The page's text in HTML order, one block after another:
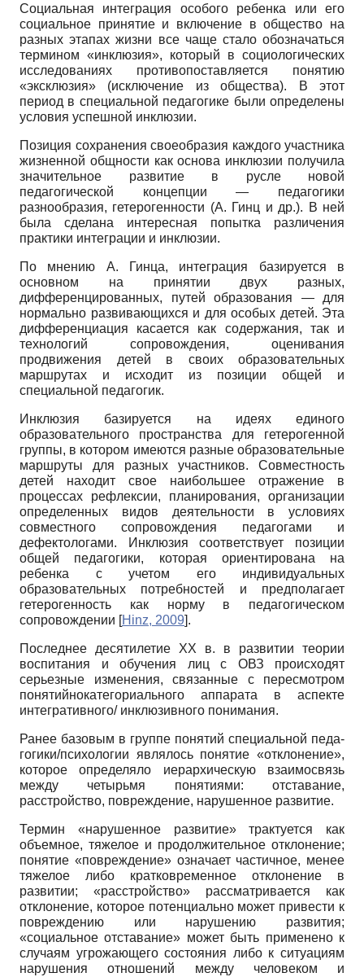
Социальная интеграция особого ребенка или его
социальное принятие и включение в общество на
разных этапах жизни все чаще стало обозначаться
термином «инклюзия», который в социологических
исследованиях противопоставляется понятию
«эксклюзия» (исключение из общества). В этот
период в специальной педагогике были определены
условия успешной инклюзии.
Позиция сохранения своеобразия каждого участника
жизненной общности как основа инклюзии получила
значительное развитие в русле новой
педагогической концепции — педагогики
разнообразия, гетерогенности (А. Гинц и др.). В ней
была сделана интересная попытка различения
практики интеграции и инклюзии.
По мнению А. Гинца, интеграция базируется в
основном на принятии двух разных,
дифференцированных, путей образования — для
нормально развивающихся и для особых детей. Эта
дифференциация касается как содержания, так и
технологий сопровождения, оценивания
продвижения детей в своих образовательных
маршрутах и исходит из позиции общей и
специальной педагогик.
Инклюзия базируется на идеях единого
образовательного пространства для гетерогенной
группы, в котором имеются разные образовательные
маршруты для разных участников. Совместность
детей находит свое наибольшее отражение в
процессах рефлексии, планирования, организации
определенных видов деятельности в условиях
совместного сопровождения педагогами и
дефектологами. Инклюзия соответствует позиции
общей педагогики, которая ориентирована на
ребенка с учетом его индивидуальных
образовательных потребностей и предполагает
гетерогенность как норму в педагогическом
сопровождении [Hinz, 2009].
Последнее десятилетие ХХ в. в развитии теории
воспитания и обучения лиц с ОВЗ происходят
серьезные изменения, связанные с пересмотром
понятийно­категориального аппарата в аспекте
интегративного/ инклюзивного понимания.
Ранее базовым в группе понятий специальной педа-
гогики/психологии являлось понятие «отклонение»,
которое определяло иерархическую взаимосвязь
между четырьмя понятиями: отставание,
расстройство, повреждение, нарушенное развитие.
Термин «нарушенное развитие» трактуется как
объемное, тяжелое и продолжительное отклонение;
понятие «повреждение» означает частичное, менее
тяжелое либо кратковременное отклонение в
развитии; «расстройство» рассматривается как
отклонение, которое потенциально может привести к
повреждению или нарушению развития;
«социальное отставание» может быть применено к
случаям угрожающего состояния либо к ситуациям
нарушения отношений между человеком и